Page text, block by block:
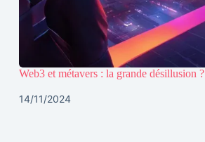
Web3 et métavers : la grande désillusion ?
14/11/2024